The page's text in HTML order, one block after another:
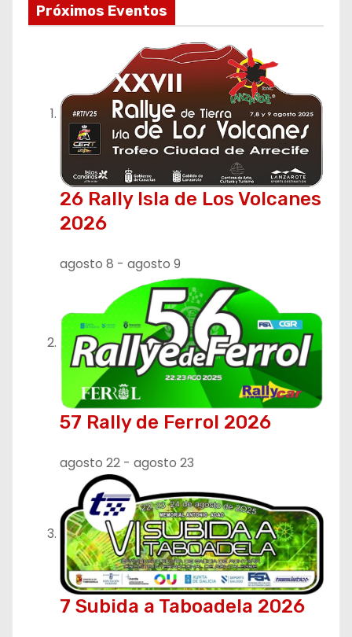
g
Próximos Eventos
26 Rally Isla de Los Volcanes
2026
agosto 8 - agosto 9
57 Rally de Ferrol 2026
agosto 22 - agosto 23
7 Subida a Taboadela 2026